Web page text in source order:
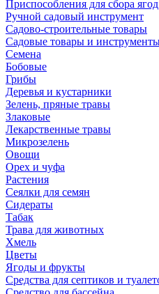
Приспособления для сбора
Ручной садовый инструмент
Садово-строительные товары
Садовые товары и
Семена
Бобовые
Грибы
Деревья и кустарники
Зелень, пряные травы
Злаковые
Лекарственные травы
Микрозелень
Овощи
Орех и чуфа
Растения
Сеялки для семян
Сидераты
Табак
Трава для животных
Хмель
Цветы
Ягоды и фрукты
Средства для септиков и